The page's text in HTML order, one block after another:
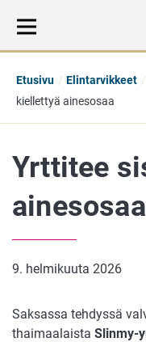
Etusivu Elintarvikkeet
kiellettyä ainesosaa
Yrttitee
ainesosaa
9. helmikuuta 2026
Saksassa tehdyssä
thaimaalaista Slinmy-